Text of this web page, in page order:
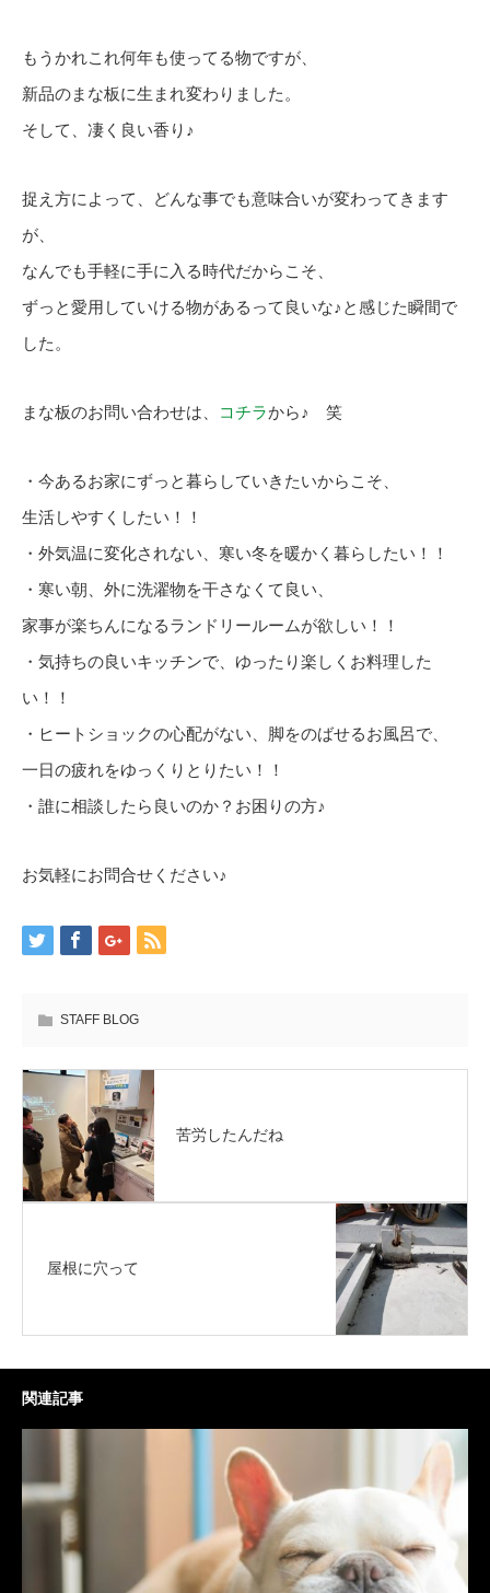
もうかれこれ何年も使ってる物ですが、
新品のまな板に生まれ変わりました。
そして、凄く良い香り♪
捉え方によって、どんな事でも意味合いが変わってきます
が、
なんでも手軽に手に入る時代だからこそ、
ずっと愛用していける物があるって良いな♪と感じた瞬間で
した。
まな板のお問い合わせは、 コチラから♪ 笑
・今あるお家にずっと暮らしていきたいからこそ、
生活しやすくしたい！！
・外気温に変化されない、寒い冬を暖かく暮らしたい！！
・寒い朝、外に洗濯物を干さなくて良い、
家事が楽ちんになるランドリールームが欲しい！！
・気持ちの良いキッチンで、ゆったり楽しくお料理した
い！！
・ヒートショックの心配がない、脚をのばせるお風呂で、
一日の疲れをゆっくりとりたい！！
・誰に相談したら良いのか？お困りの方♪
お気軽にお問合せください♪
STAFF BLOG
苦労したんだね
屋根に穴って
関連記事